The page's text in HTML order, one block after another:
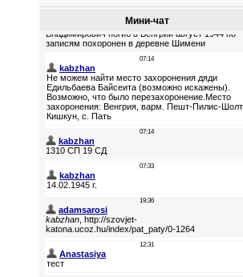
Мини-чат